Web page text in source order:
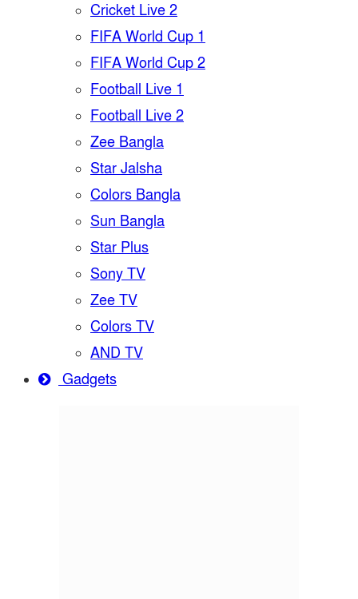
Cricket Live 2
FIFA World Cup 1
FIFA World Cup 2
Football Live 1
Football Live 2
Zee Bangla
Star Jalsha
Colors Bangla
Sun Bangla
Star Plus
Sony TV
Zee TV
Colors TV
AND TV
Gadgets